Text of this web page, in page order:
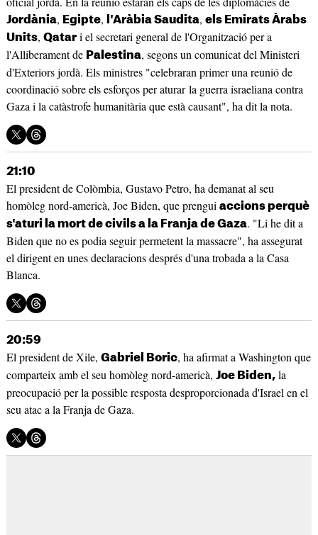
Jordània, Egipte, l'Aràbia Saudita, els Emirats Àrabs
Units, Qatari el secretari general de l'Organització per a
l'Alliberament de Palestina, segons un comunicat del Ministeri
d'Exteriors jordà. Els ministres "celebraran primer una reunió de
coordinació sobre els esforços per aturar la guerra israeliana contra
Gaza i la catàstrofe humanitària que està causant", ha dit la nota.
21:10
El president de Colòmbia, Gustavo Petro, ha demanat al seu
homòleg nord-americà, Joe Biden, que prengui accions perquè
s'aturi la mort de civils a la Franja de Gaza. "Li he dit a
Biden que no es podia seguir permetent la massacre", ha assegurat
el dirigent en unes declaracions després d'una trobada a la Casa
Blanca.
20:59
El president de Xile, Gabriel Boric, ha afirmat a Washington que
comparteix amb el seu homòleg nord-americà, Joe Biden,la
preocupació per la possible resposta desproporcionada d'Israel en el
seu atac a la Franja de Gaza.